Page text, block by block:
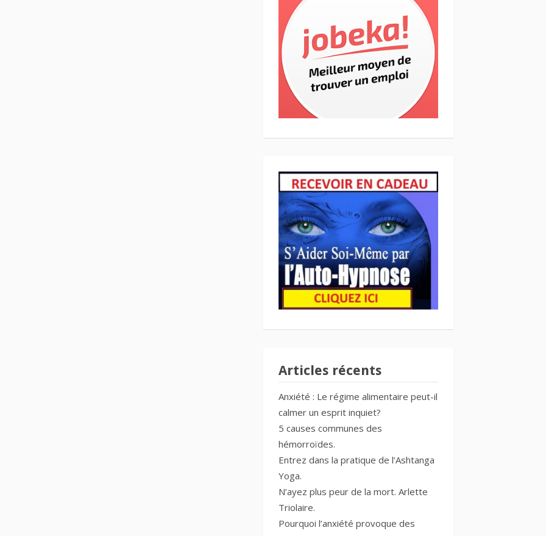
Articles récents
Anxiété : Le régime alimentaire peut-il
calmer un esprit inquiet?
5 causes communes des
hémorroïdes.
Entrez dans la pratique de l’Ashtanga
Yoga.
N’ayez plus peur de la mort. Arlette
Triolaire.
Pourquoi l’anxiété provoque des